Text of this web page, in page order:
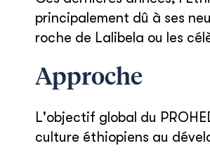
principalement dû à ses
roche de Lalibela ou les
Approche
L'objectif global du
culture éthiopiens au